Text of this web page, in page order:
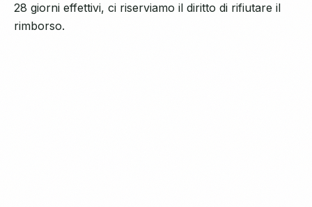
28 giorni effettivi, ci riserviamo il diritto di rifiutare il
rimborso.